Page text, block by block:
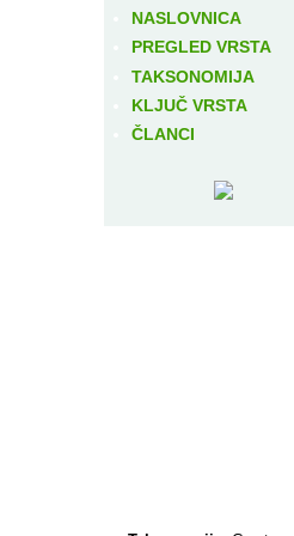
NASLOVNICA
PREGLED VRSTA
TAKSONOMIJA
KLJUČ VRSTA
ČLANCI